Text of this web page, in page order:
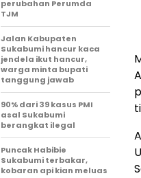
perubahan Perumda
TJM
Jalan Kabupaten
Sukabumi hancur kaca
jendela ikut hancur,
warga minta bupati
tanggung jawab
90% dari 39 kasus PMI
asal Sukabumi
berangkat ilegal
Puncak Habibie
Sukabumi terbakar,
kobaran api kian meluas